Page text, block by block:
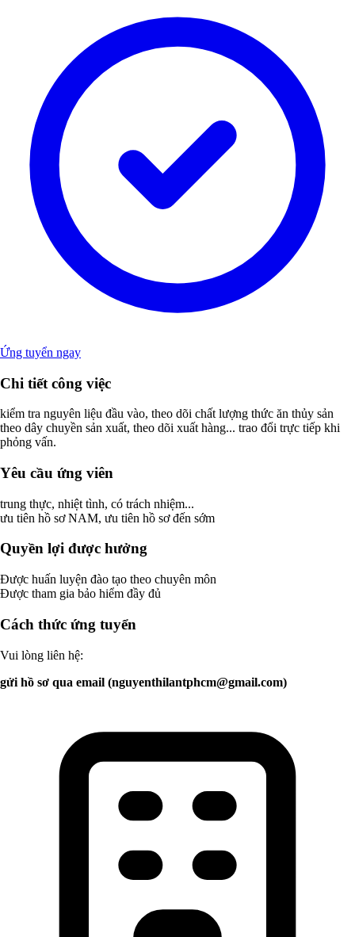
Ứng tuyển ngay
Chi tiết công việc
kiểm tra nguyên liệu đầu vào, theo dõi chất lượng thức ăn thủy sản
theo dây chuyền sản xuất, theo dõi xuất hàng... trao đổi trực tiếp khi
phỏng vấn.
Yêu cầu ứng viên
trung thực, nhiệt tình, có trách nhiệm...
ưu tiên hồ sơ NAM, ưu tiên hồ sơ đến sớm
Quyền lợi được hưởng
Được huấn luyện đào tạo theo chuyên môn
Được tham gia bảo hiểm đầy đủ
Cách thức ứng tuyển
Vui lòng liên hệ:
gửi hồ sơ qua email (nguyenthilantphcm@gmail.com)